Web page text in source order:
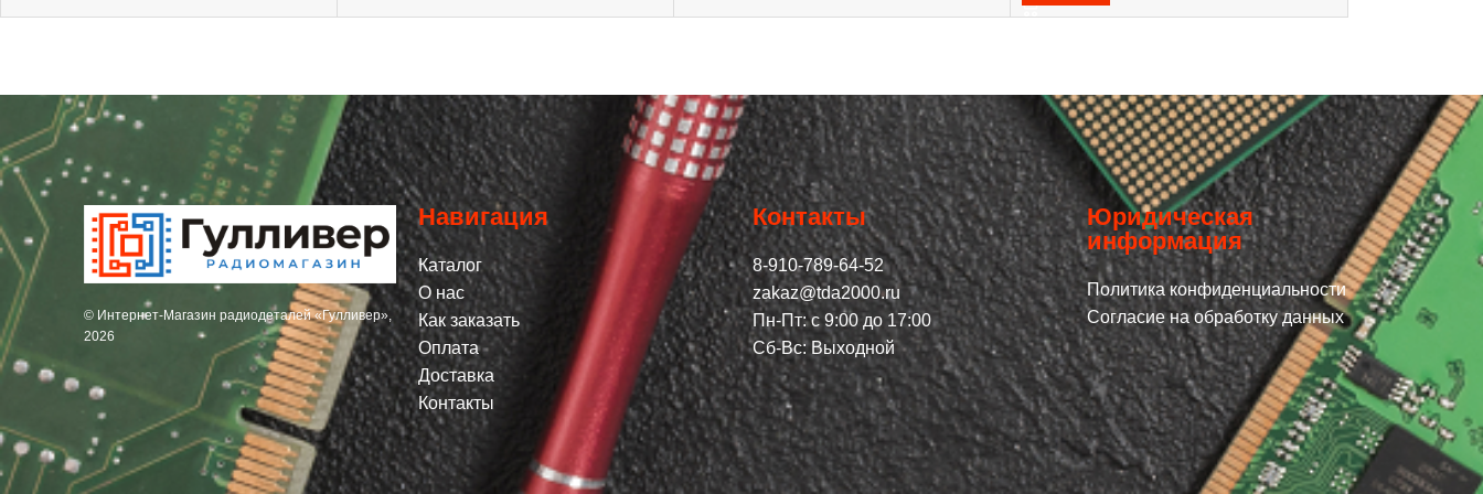
© Интернет-Магазин радиодеталей «Гулливер»,
2026
Навигация
Каталог
О нас
Как заказать
Оплата
Доставка
Контакты
Контакты
8-910-789-64-52
zakaz@tda2000.ru
Пн-Пт: с 9:00 до 17:00
Сб-Вс: Выходной
Юридическая
информация
Политика конфиденциальности
Согласие на обработку данных